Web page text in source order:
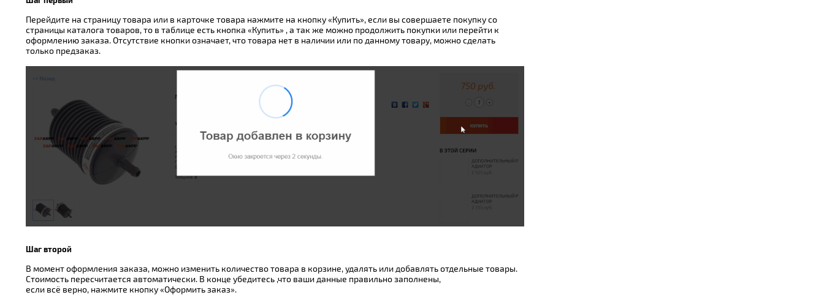
Перейдите на страницу товара или в карточке товара нажмите на кнопку «Купить», если вы совершаете покупку со
страницы каталога товаров, то в таблице есть кнопка «Купить» , а так же можно продолжить покупки или перейти к
оформлению заказа. Отсутствие кнопки означает, что товара нет в наличии или по данному товару, можно сделать
только предзаказ.
Шаг второй
В момент оформления заказа, можно изменить количество товара в корзине, удалять или добавлять отдельные товары.
Стоимость пересчитается автоматически. В конце убедитесь ,что ваши данные правильно заполнены,
если всё верно, нажмите кнопку «Оформить заказ».